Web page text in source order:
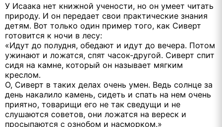
У Исаака нет книжной учености, но он умеет читать
природу. И он передает свои практические знания
детям. Вот только один пример того, как Сиверт
готовится к ночи в лесу:
«Идут до полудня, обедают и идут до вечера. Потом
ужинают и ложатся, спят часок-другой. Сиверт спит
сидя на камне, который он называет мягким
креслом.
О, Сиверт в таких делах очень умен. Ведь солнце за
день накалило камень, сидеть и спать на нем очень
приятно, товарищи его не так сведущи и не
слушаются советов, они ложатся на вереск и
просыпаются с ознобом и насморком.»